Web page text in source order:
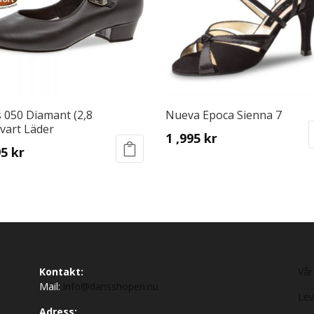
050 Diamant (2,8
Läder
kr
Nueva Epoca Sienna 7
1 ,995 kr
variants.
Kontakt:
Mail: